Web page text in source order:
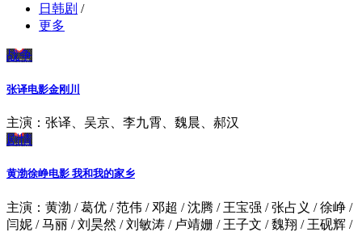
日韩剧 /
更多
战争
张译电影金刚川
主演：张译、吴京、李九霄、魏晨、郝汉
剧情
黄渤徐峥电影 我和我的家乡
主演：黄渤 / 葛优 / 范伟 / 邓超 / 沈腾 / 王宝强 / 张占义 / 徐峥 /
闫妮 / 马丽 / 刘昊然 / 刘敏涛 / 卢靖姗 / 王子文 / 魏翔 / 王砚辉 /